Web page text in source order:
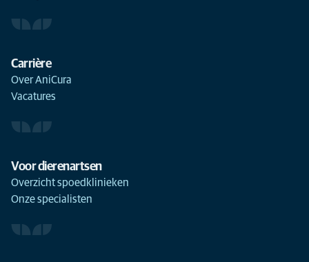
Carrière
Over AniCura
Vacatures
Voor dierenartsen
Overzicht spoedklinieken
Onze specialisten